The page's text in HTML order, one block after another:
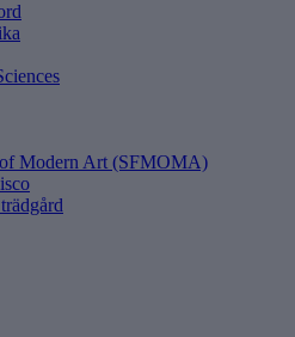
of Modern Art (SFMOMA)